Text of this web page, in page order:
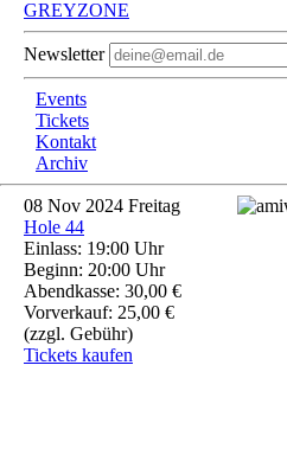
GREYZONE
Newsletter
Events
Tickets
Kontakt
Archiv
08 Nov 2024 Freitag
Hole 44
Einlass: 19:00 Uhr
Beginn: 20:00 Uhr
Abendkasse: 30,00 €
Vorverkauf: 25,00 €
(zzgl. Gebühr)
Tickets kaufen